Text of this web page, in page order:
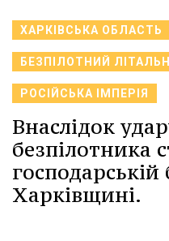
ХАРКІВСЬКА ОБЛАСТЬ
БЕЗПІЛОТНИЙ
РОСІЙСЬКА ІМПЕРІЯ
Внаслідок
безпілотника
господарській
Харківщині.